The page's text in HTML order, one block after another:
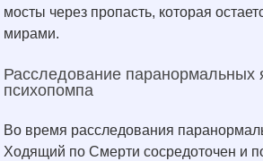
мосты через пропасть, которая
мирами.
Расследование паранормальных
психопомпа
Во время расследования
Ходящий по Смерти сосредоточен и